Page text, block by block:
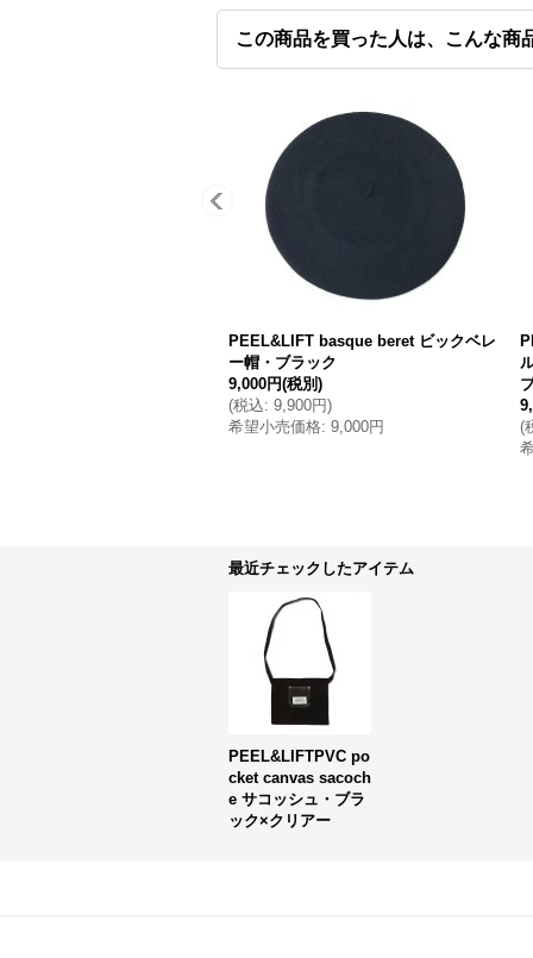
この商品を買った人は、こんな商
PEEL&LIFT basque beret ビックベレ
ー帽・ブラック
9,000円(税別)
(税込: 9,900円)
希望小売価格: 9,000円
(
最近チェックしたアイテム
PEEL&LIFTPVC po
cket canvas sacoch
e サコッシュ・ブラ
ック×クリアー